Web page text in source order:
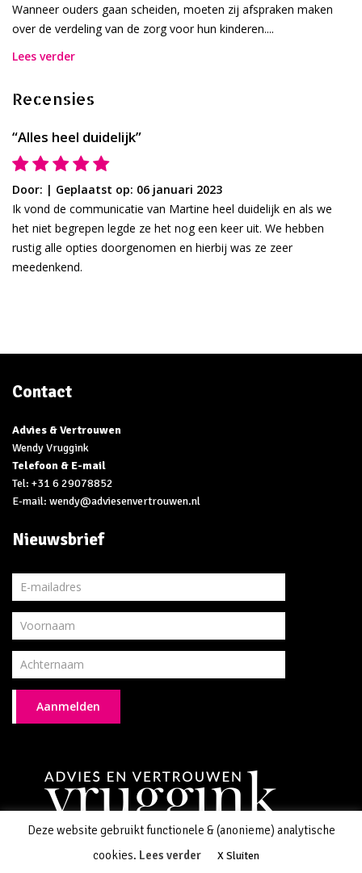
Wanneer ouders gaan scheiden, moeten zij afspraken maken
over de verdeling van de zorg voor hun kinderen....
Lees verder
Recensies
“Alles heel duidelijk”
Door: | Geplaatst op: 06 januari 2023
Ik vond de communicatie van Martine heel duidelijk en als we
het niet begrepen legde ze het nog een keer uit. We hebben
rustig alle opties doorgenomen en hierbij was ze zeer
meedenkend.
Contact
Advies & Vertrouwen
Wendy Vruggink
Telefoon & E-mail
Tel: +31 6 29078852
E-mail: wendy@adviesenvertrouwen.nl
Nieuwsbrief
Aanmelden
Algemene voorwaarden Contact Privacyverklaring
Deze website gebruikt functionele & (anonieme) analytische
cookies. Lees verder X Sluiten